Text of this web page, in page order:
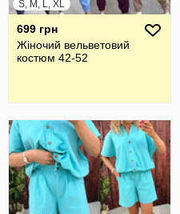
S, M, L, XL
699 грн
Жіночий вельветовий
костюм 42-52